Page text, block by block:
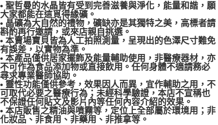
• 聖哲曼的水晶皆有受到完善滋養與淨化，能量和諧，願
大家都能在這覓得緣礦。
• 晶礦為大自然的禮物，礦缺亦是其獨特之美，高標者請
斟酌再行邀請，或來店親自挑選。
• 本賣場寶貝皆為人工拍照測量，呈現出的色澤尺寸難免
有誤差，以實物為準。
• 本產品僅供居家擺飾及能量輔助使用，非醫療器材，亦
不可作為食品添加物或直接飲用。任何身體不適請務必
尋求專業醫師協助。
• 靈性功能僅供參考，效果因人而異，宜作輔助之用，不
可取代必要之醫療行為；未經科學驗證，本店不宣稱也
不保證任何貼文及影片內等任何內容介紹的效果。
• 本店販售之精油與噴霧等，定位上全部屬於環境用；非
化妝品、非食用、非藥用、非推拿等。